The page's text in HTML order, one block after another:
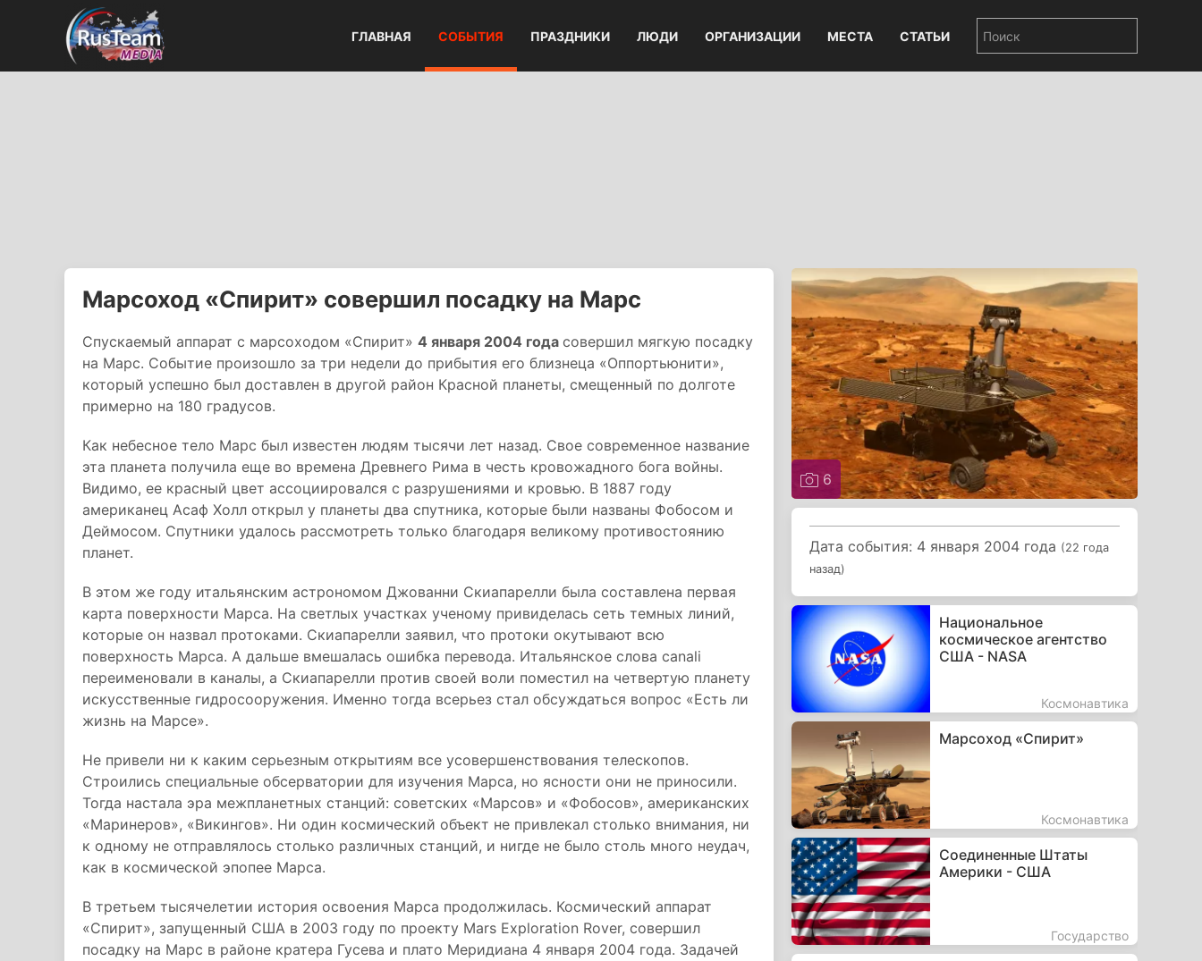
ГЛАВНАЯ СОБЫТИЯ ПРАЗДНИКИ ЛЮДИ ОРГАНИЗАЦИИ МЕСТА СТАТЬИ
Марсоход «Спирит» совершил посадку на Марс
Спускаемый аппарат с марсоходом «Спирит» 4 января 2004 года совершил мягкую посадку
на Марс. Событие произошло за три недели до прибытия его близнеца «Оппортьюнити»,
который успешно был доставлен в другой район Красной планеты, смещенный по долготе
примерно на 180 градусов.
Как небесное тело Марс был известен людям тысячи лет назад. Свое современное название
эта планета получила еще во времена Древнего Рима в честь кровожадного бога войны.
Видимо, ее красный цвет ассоциировался с разрушениями и кровью. В 1887 году
американец Асаф Холл открыл у планеты два спутника, которые были названы Фобосом и
Деймосом. Спутники удалось рассмотреть только благодаря великому противостоянию
планет.
В этом же году итальянским астрономом Джованни Скиапарелли была составлена первая
карта поверхности Марса. На светлых участках ученому привиделась сеть темных линий,
которые он назвал протоками. Скиапарелли заявил, что протоки окутывают всю
поверхность Марса. А дальше вмешалась ошибка перевода. Итальянское слова canali
переименовали в каналы, а Скиапарелли против своей воли поместил на четвертую планету
искусственные гидросооружения. Именно тогда всерьез стал обсуждаться вопрос «Есть ли
жизнь на Марсе».
Не привели ни к каким серьезным открытиям все усовершенствования телескопов.
Строились специальные обсерватории для изучения Марса, но ясности они не приносили.
Тогда настала эра межпланетных станций: советских «Марсов» и «Фобосов», американских
«Маринеров», «Викингов». Ни один космический объект не привлекал столько внимания, ни
к одному не отправлялось столько различных станций, и нигде не было столь много неудач,
как в космической эпопее Марса.
В третьем тысячелетии история освоения Марса продолжилась. Космический аппарат
«Спирит», запущенный США в 2003 году по проекту Mars Exploration Rover, совершил
посадку на Марс в районе кратера Гусева и плато Меридиана 4 января 2004 года. Задачей
6
Дата события: 4 января 2004 года (22 года
назад)
Национальное
космическое агентство
США - NASA
Космонавтика
Марсоход «Спирит»
Космонавтика
Соединенные Штаты
Америки - США
Государство